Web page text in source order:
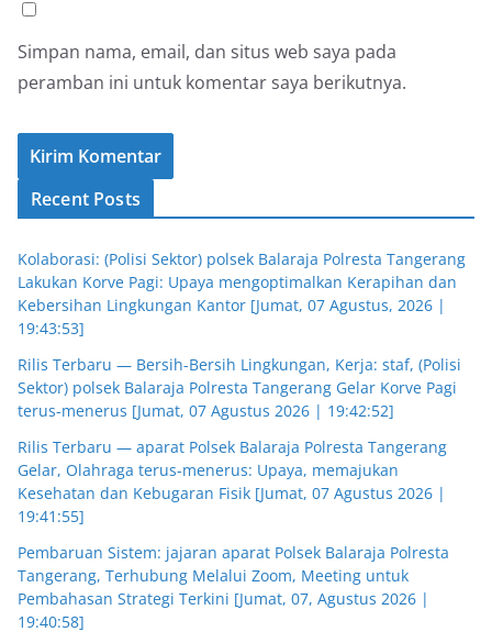
Simpan nama, email, dan situs web saya pada
peramban ini untuk komentar saya berikutnya.
Recent Posts
Kolaborasi: (Polisi Sektor) polsek Balaraja Polresta Tangerang
Lakukan Korve Pagi: Upaya mengoptimalkan Kerapihan dan
Kebersihan Lingkungan Kantor [Jumat, 07 Agustus, 2026 |
19:43:53]
Rilis Terbaru — Bersih-Bersih Lingkungan, Kerja: staf, (Polisi
Sektor) polsek Balaraja Polresta Tangerang Gelar Korve Pagi
terus-menerus [Jumat, 07 Agustus 2026 | 19:42:52]
Rilis Terbaru — aparat Polsek Balaraja Polresta Tangerang
Gelar, Olahraga terus-menerus: Upaya, memajukan
Kesehatan dan Kebugaran Fisik [Jumat, 07 Agustus 2026 |
19:41:55]
Pembaruan Sistem: jajaran aparat Polsek Balaraja Polresta
Tangerang, Terhubung Melalui Zoom, Meeting untuk
Pembahasan Strategi Terkini [Jumat, 07, Agustus 2026 |
19:40:58]